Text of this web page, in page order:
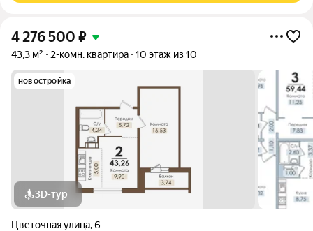
4 276 500 ₽
43,3 м² 2-комн. квартира 10 этаж из 10
новостройка
3D-тур
Цветочная улица,6